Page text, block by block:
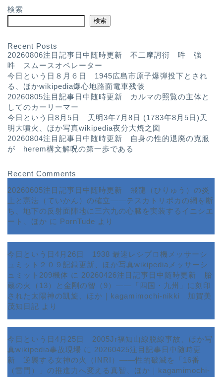
検索
検索
Recent Posts
20260806注目記事日中随時更新 不二摩訶衍 吽 強
吽 スムースオペレーター
今日という日８月６日 1945広島市原子爆弾投下とされ
る、ほかwikipedia爆心地路面電車残骸
20260805注目記事日中随時更新 カルマの照覧の主体と
してのカーリーマー
今日という日8月5日 天明3年7月8日 (1783年8月5日)天
明大噴火、ほか写真wikipedia夜分大焼之図
20260804注目記事日中随時更新 自身の性的退廃の克服
が herem構文解呪の第一歩である
Recent Comments
20260605注目記事日中随時更新 飛龍（ひりゅう）の炎
上と憲法（ていかん）の確立――テスカトリポカの網を断
ち、地下の反射面陣地に三六九の心臓を実装するイニシエ
ート、ほか に PornTude より
今日という日4月26日 1938 最速レシプロ機メッサーシ
ュミット２０９記録更新、ほか写真wikipediaメッサーシ
ュミット209機体 に 20260426注目記事日中随時更新 胎
蔵の火（13）と金剛の智（9）――「四国・九州」に刻印
された太陽神の凱旋、ほか｜kagamimochi-nikki 加賀美
茂知日記 より
今日という日4月25日 2005Jr福知山線脱線事故、ほか写
真wikipedia事故現場 に 20260425注目記事日中随時更
新 逆襲する女神の火（INRI）――性的破滅を「16番
（雷門）」の推進力へ変える真智、ほか｜kagamimochi-
ホーム